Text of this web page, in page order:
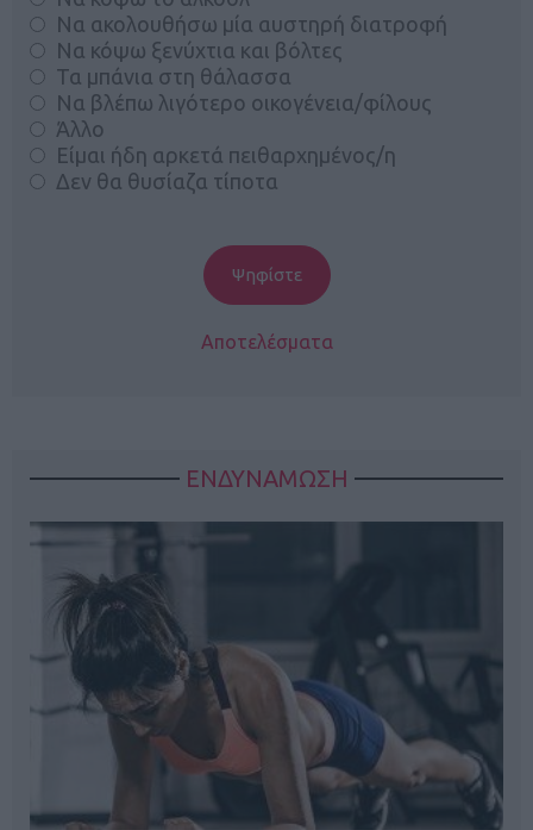
Να ακολουθήσω μία αυστηρή διατροφή
Να κόψω ξενύχτια και βόλτες
Τα μπάνια στη θάλασσα
Να βλέπω λιγότερο οικογένεια/φίλους
Άλλο
Είμαι ήδη αρκετά πειθαρχημένος/η
Δεν θα θυσίαζα τίποτα
Αποτελέσματα
ΕΝΔΥΝΑΜΩΣΗ